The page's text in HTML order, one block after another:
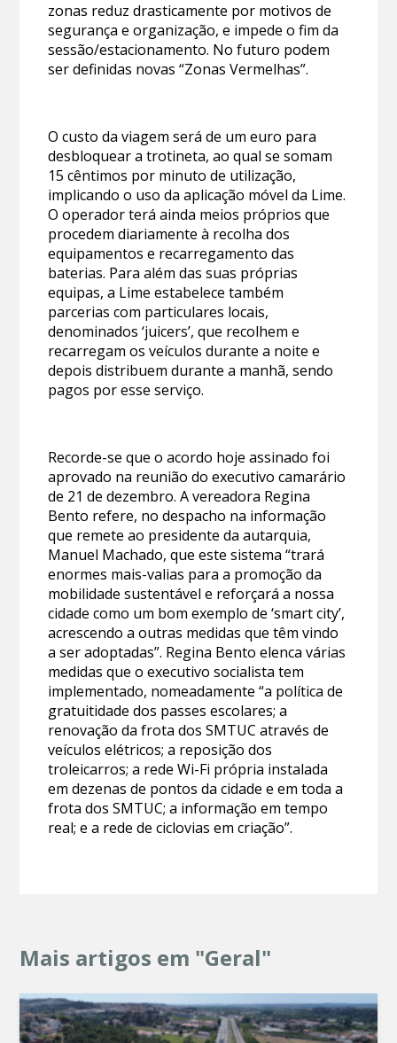
zonas reduz drasticamente por motivos de
segurança e organização, e impede o fim da
sessão/estacionamento. No futuro podem
ser definidas novas “Zonas Vermelhas”.
O custo da viagem será de um euro para
desbloquear a trotineta, ao qual se somam
15 cêntimos por minuto de utilização,
implicando o uso da aplicação móvel da Lime.
O operador terá ainda meios próprios que
procedem diariamente à recolha dos
equipamentos e recarregamento das
baterias. Para além das suas próprias
equipas, a Lime estabelece também
parcerias com particulares locais,
denominados ‘juicers’, que recolhem e
recarregam os veículos durante a noite e
depois distribuem durante a manhã, sendo
pagos por esse serviço.
Recorde-se que o acordo hoje assinado foi
aprovado na reunião do executivo camarário
de 21 de dezembro. A vereadora Regina
Bento refere, no despacho na informação
que remete ao presidente da autarquia,
Manuel Machado, que este sistema “trará
enormes mais-valias para a promoção da
mobilidade sustentável e reforçará a nossa
cidade como um bom exemplo de ‘smart city’,
acrescendo a outras medidas que têm vindo
a ser adoptadas”. Regina Bento elenca várias
medidas que o executivo socialista tem
implementado, nomeadamente “a política de
gratuitidade dos passes escolares; a
renovação da frota dos SMTUC através de
veículos elétricos; a reposição dos
troleicarros; a rede Wi-Fi própria instalada
em dezenas de pontos da cidade e em toda a
frota dos SMTUC; a informação em tempo
real; e a rede de ciclovias em criação”.
Mais artigos em "Geral"